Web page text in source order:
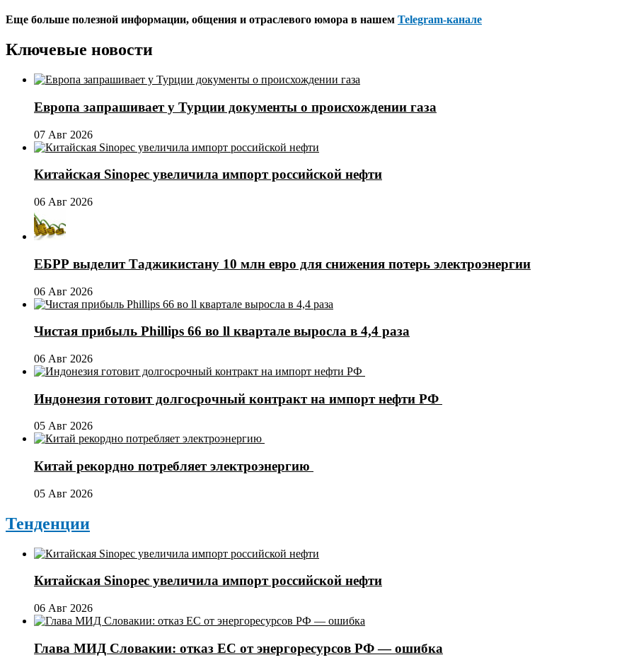
Еще больше полезной информации, общения и отраслевого юмора в нашем Telegram-канале
Ключевые новости
Европа запрашивает у Турции документы о происхождении газа
07 Авг 2026
Китайская Sinopec увеличила импорт российской нефти
06 Авг 2026
ЕБРР выделит Таджикистану 10 млн евро для снижения потерь электроэнергии
06 Авг 2026
Чистая прибыль Phillips 66 во ll квартале выросла в 4,4 раза
06 Авг 2026
Индонезия готовит долгосрочный контракт на импорт нефти РФ
05 Авг 2026
Китай рекордно потребляет электроэнергию
05 Авг 2026
Тенденции
Китайская Sinopec увеличила импорт российской нефти
06 Авг 2026
Глава МИД Словакии: отказ ЕС от энергоресурсов РФ — ошибка